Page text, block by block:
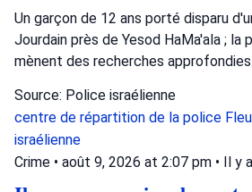
Un garçon de 12 ans porté disparu
Jourdain près de Yesod HaMa'ala ;
mènent des recherches approfondies.
Source: Police israélienne
centre de répartition de la police
israélienne
Crime • août 9, 2026 at 2:07 pm • Il y